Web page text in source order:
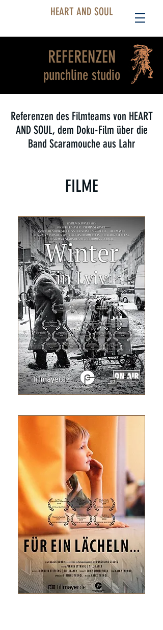
HEART AND SOUL
REFERENZEN
punchline studio
Referenzen des Filmteams von HEART
AND SOUL, dem Doku-Film über die
Band Scaramouche aus Lahr
FILME